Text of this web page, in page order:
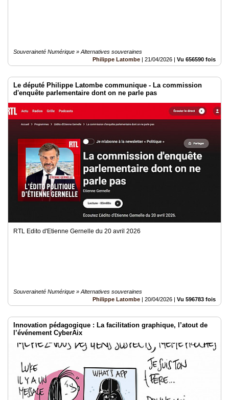
Souveraineté Numérique » Alternatives souveraines
Philippe Latombe | 21/04/2026 | Vu 656590 fois
Le député Philippe Latombe communique - La commission
d'enquête parlementaire dont on ne parle pas
RTL Edito d'Etienne Gernelle du 20 avril 2026
Souveraineté Numérique » Alternatives souveraines
Philippe Latombe | 20/04/2026 | Vu 596783 fois
Innovation pédagogique : La facilitation graphique, l’atout de
l’événement CyberAix